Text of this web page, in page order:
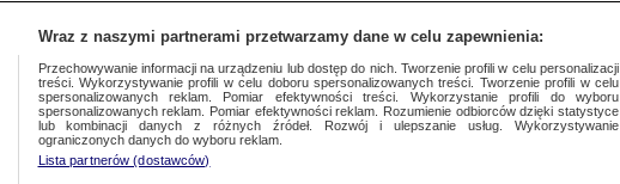
Wraz z naszymi partnerami przetwarzamy dane w celu zapewnienia:
Przechowywanie informacji na urządzeniu lub dostęp do nich. Tworzenie profili w celu personalizacji
treści. Wykorzystywanie profili w celu doboru spersonalizowanych treści. Tworzenie profili w celu
spersonalizowanych reklam. Pomiar efektywności treści. Wykorzystanie profili do wyboru
spersonalizowanych reklam. Pomiar efektywności reklam. Rozumienie odbiorców dzięki statystyce
lub kombinacji danych z różnych źródeł. Rozwój i ulepszanie usług. Wykorzystywanie
ograniczonych danych do wyboru reklam.
Lista partnerów (dostawców)